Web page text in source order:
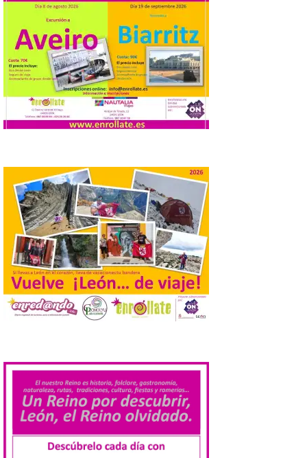
Los días 7, 8 y 9 de agosto
de 2026, Camarzana de
Tera volverá a convertirse
en punto de encuentro,
con la Villa Romana de
Orpheus. Vivimos un momento en el que la
música en directo mueve grandes
fenómenos de […]
El Ayuntamiento de
solicitud para la
celebración del Iberia
Eclipse Festival
6 Ago 2026
Durante la mañana de ayer
miércoles ha sido
registrada en el
Ayuntamiento una
solicitud relacionada con
la celebración de este evento. Ante las
informaciones aparecidas en distintos
La Universidad de León
retoma las excavaciones
en La Peña del Castro para
profundizar en la vida
cotidiana de la Edad del